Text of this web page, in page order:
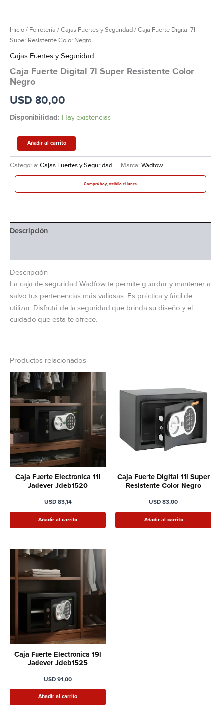
Inicio/ Ferretería /Cajas Fuertes y Seguridad/ Caja Fuerte Digital 7l
Super Resistente Color Negro
Cajas Fuertes y Seguridad
Caja Fuerte Digital 7l Super Resistente Color
Negro
USD 80,00
Disponibilidad: Hay existencias
Añadir al carrito
Categoría: Cajas Fuertes y Seguridad Marca: Wadfow
Comprá hoy, recibilo el lunes.
Descripción
Descripción
La caja de seguridad Wadfow te permite guardar y mantener a
salvo tus pertenencias más valiosas. Es práctica y fácil de
utilizar. Disfrutá de la seguridad que brinda su diseño y el
cuidado que esta te ofrece.
Productos relacionados
Caja Fuerte Electronica 11l
Jadever Jdeb1520
USD83,14
Añadir al carrito
Caja Fuerte Digital 11l Super
Resistente Color Negro
USD 83,00
Añadir al carrito
Caja Fuerte Electronica 19l
Jadever Jdeb1525
USD 91,00
Añadir al carrito